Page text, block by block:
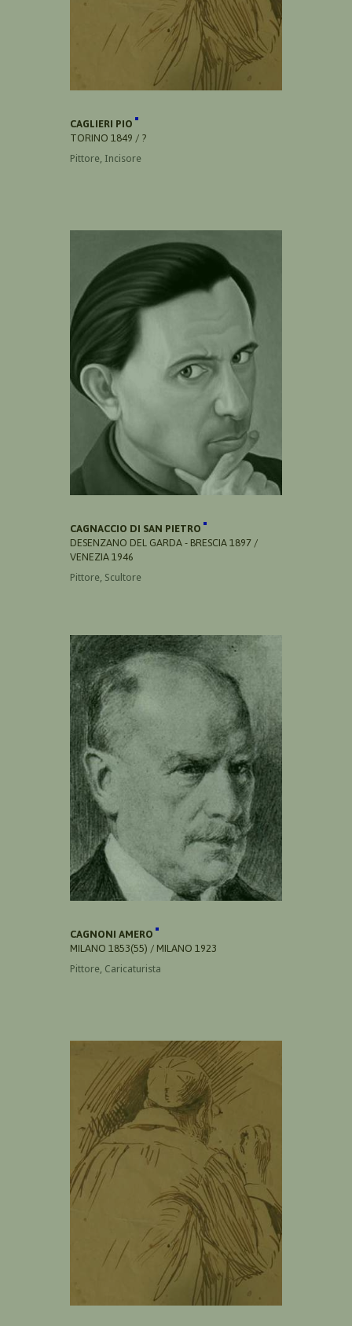
CAGLIERI PIO
TORINO 1849 / ?
Pittore, Incisore
CAGNACCIO DI SAN PIETRO
DESENZANO DEL GARDA - BRESCIA 1897 /
VENEZIA 1946
Pittore, Scultore
CAGNONI AMERO
MILANO 1853(55) / MILANO 1923
Pittore, Caricaturista